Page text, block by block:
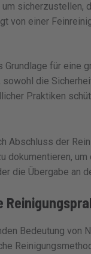
um sicherzustellen,
von einer
für eine
die
Praktiken
Abschluss der
dokumentieren,
die Übergabe an
Bedeutung von